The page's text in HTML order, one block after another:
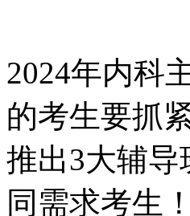
2024年内科
的考生要抓
推出3大辅
同需求考生